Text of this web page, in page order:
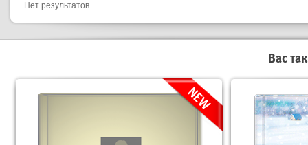
Нет результатов.
Вас